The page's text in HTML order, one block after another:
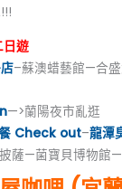
日遊
–蘇澳蜡藝館—合
—>蘭陽夜市亂逛
Check out–龍潭
薩—菌寶貝博物館